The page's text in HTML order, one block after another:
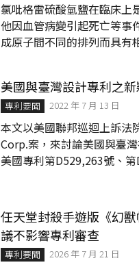
氯吡格雷硫酸氫鹽在臨床上
他因血管病變引起死亡等事
成原子間不同的排列而具有
抗血液凝集藥物光學異構物的顯而易見性。 案件背景 本
藥廠向美國食品藥物管理...
美國與臺灣設計專利之
專利要聞 2022 年 7 月 13 日
本文以美國聯邦巡迴上訴法
Corp.案，來討論美國與臺灣在處理
美國專利第D529,263號、
Walgreens公司和
任天堂封殺手遊版《幻
議不影響專利審查
專利要聞 2026 年 7 月 21 日